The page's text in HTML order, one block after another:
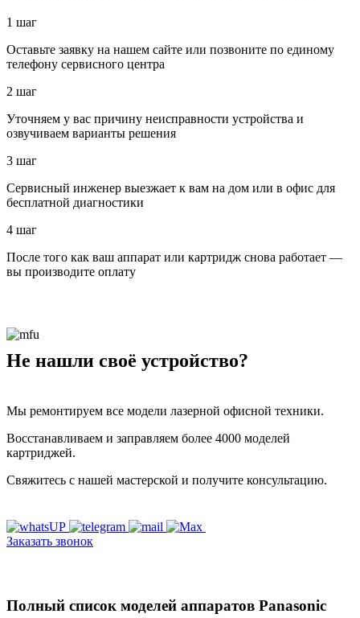
1 шаг
Оставьте заявку на нашем сайте или позвоните по единому
телефону сервисного центра
2 шаг
Уточняем у вас причину неисправности устройства и
озвучиваем варианты решения
3 шаг
Сервисный инженер выезжает к вам на дом или в офис для
бесплатной диагностики
4 шаг
После того как ваш аппарат или картридж снова работает —
вы производите оплату
Не нашли своё устройство?
Мы ремонтируем все модели лазерной офисной техники.
Восстанавливаем и заправляем более 4000 моделей
картриджей.
Свяжитесь с нашей мастерской и получите консультацию.
Заказать звонок
Полный список моделей аппаратов Panasonic